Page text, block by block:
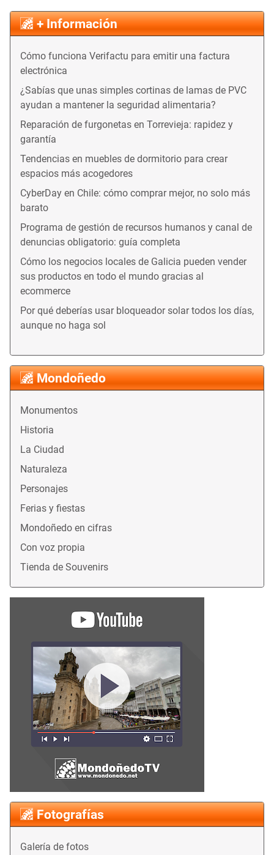
Mondoñedo
Monumentos
Historia
La Ciudad
Naturaleza
Personajes
Ferias y fiestas
Mondoñedo en cifras
Con voz propia
Tienda de Souvenirs
Fotografías
Galería de fotos
+ Información
Cómo funciona Verifactu para emitir una factura
electrónica
¿Sabías que unas simples cortinas de lamas de PVC
ayudan a mantener la seguridad alimentaria?
Reparación de furgonetas en Torrevieja: rapidez y
garantía
Tendencias en muebles de dormitorio para crear
espacios más acogedores
CyberDay en Chile: cómo comprar mejor, no solo más
barato
Programa de gestión de recursos humanos y canal de
denuncias obligatorio: guía completa
Cómo los negocios locales de Galicia pueden vender
sus productos en todo el mundo gracias al
ecommerce
Por qué deberías usar bloqueador solar todos los días,
aunque no haga sol